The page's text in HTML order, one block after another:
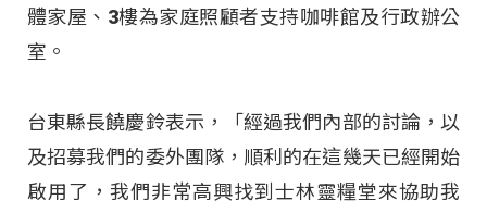
體家屋、3樓為家庭照顧者支持咖啡館及行政辦公
室。
台東縣長饒慶鈴表示，「經過我們內部的討論，以
及招募我們的委外團隊，順利的在這幾天已經開始
啟用了，我們非常高興找到士林靈糧堂來協助我